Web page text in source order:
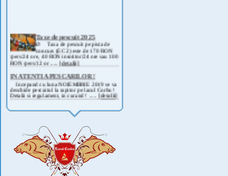
Taxe de pescuit 2025
Ø Taxa de pescuit pe pista de
concurs (EC 2) este de 170 RON
/pers/24 ore, 40 RON insotitor/24 ore sau 100
RON /pers/12 or .....[detalii]
Incepand cu luna NOIEMBRIE 2019 se va
deschide pescuitul la rapitor pe lacul Corbu !
Detalii si regulament, in curand ! .....[detalii]
AVAND IN VEDERE SITUATIA ACTUALA -
COVID 19- DIN MOTIVE DE SIGURANTA ,
PRECUM SI RETRAGEREA UNOR
PARTICIPANTI ..... [detalii]
Anunt important
Va anuntam ca editia 30 a concursului de
pescuit CUPA RIG la CRAP din perioada 2-5
septembrie 2021 se reprogrameaza pentru luna